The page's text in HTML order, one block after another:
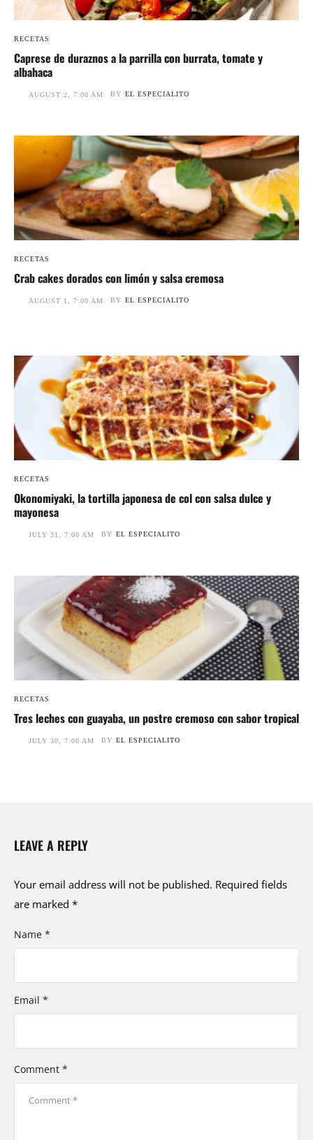
RECETAS
Caprese de duraznos a la parrilla con burrata, tomate y
albahaca
AUGUST 2, 7:00 AM BY EL ESPECIALITO
RECETAS
Crab cakes dorados con limón y salsa cremosa
AUGUST 1, 7:00 AM BY EL ESPECIALITO
RECETAS
Okonomiyaki, la tortilla japonesa de col con salsa dulce y
mayonesa
JULY 31, 7:00 AM BY EL ESPECIALITO
RECETAS
Tres leches con guayaba, un postre cremoso con sabor tropical
JULY 30, 7:00 AM BY EL ESPECIALITO
LEAVE A REPLY
Your email address will not be published. Required fields
are marked *
Comment *
Name *
Email *